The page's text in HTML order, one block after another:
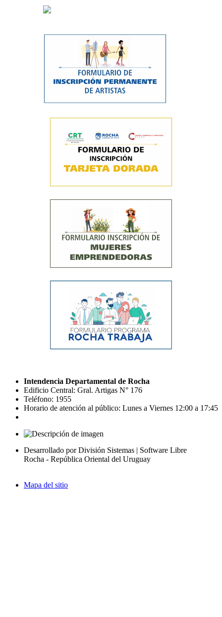
Intendencia Departamental de Rocha
Edificio Central: Gral. Artigas N° 176
Teléfono: 1955
Horario de atención al público: Lunes a Viernes 12:00 a 17:45
Desarrollado por División Sistemas | Software Libre
Rocha - República Oriental del Uruguay
Mapa del sitio